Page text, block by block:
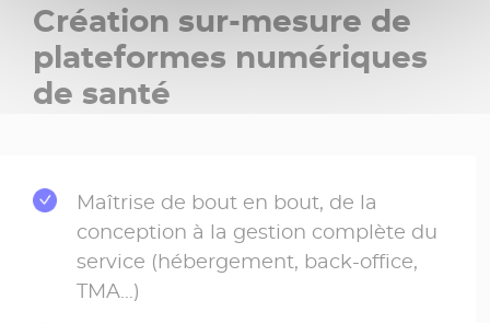
Création sur-mesure de
plateformes numériques
de santé
Maîtrise de bout en bout, de la
conception à la gestion complète du
service (hébergement, back-office,
TMA...)